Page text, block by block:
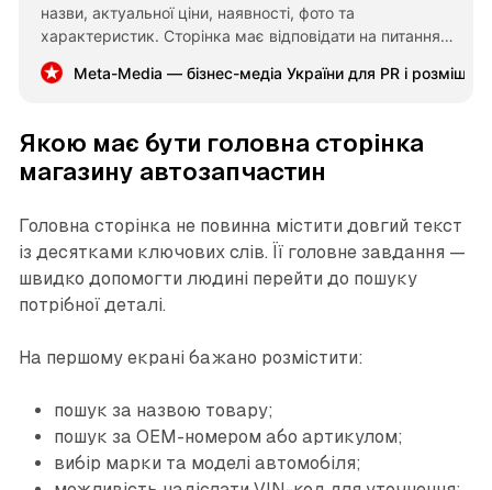
назви, актуальної ціни, наявності, фото та
характеристик. Сторінка має відповідати на питання
покупця, показувати аналоги й вести до замовлення
без зайвого тексту та переспаму.
Meta-Media — бізнес-медіа України для PR і
Якою має бути головна сторінка
магазину автозапчастин
Головна сторінка не повинна містити довгий текст
із десятками ключових слів. Її головне завдання —
швидко допомогти людині перейти до пошуку
потрібної деталі.
На першому екрані бажано розмістити:
пошук за назвою товару;
пошук за OEM-номером або артикулом;
вибір марки та моделі автомобіля;